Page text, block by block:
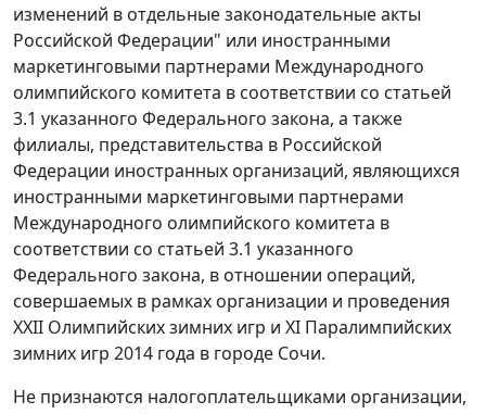
изменений в отдельные законодательные акты
Российской Федерации" или иностранными
маркетинговыми партнерами Международного
олимпийского комитета в соответствии со статьей
3.1 указанного Федерального закона, а также
филиалы, представительства в Российской
Федерации иностранных организаций, являющихся
иностранными маркетинговыми партнерами
Международного олимпийского комитета в
соответствии со статьей 3.1 указанного
Федерального закона, в отношении операций,
совершаемых в рамках организации и проведения
XXII Олимпийских зимних игр и XI Паралимпийских
зимних игр 2014 года в городе Сочи.
Не признаются налогоплательщиками организации,